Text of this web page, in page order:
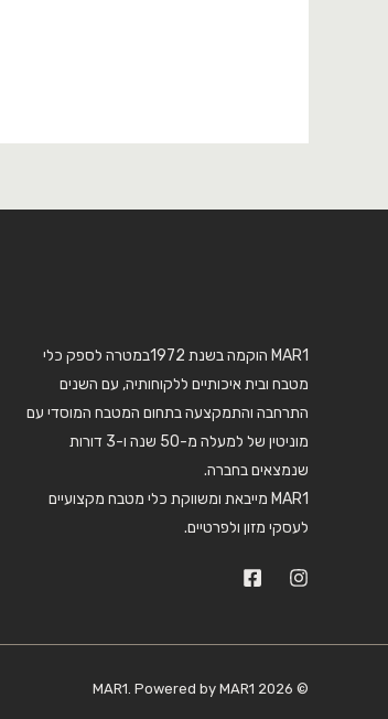
MAR1 הוקמה בשנת 1972במטרה לספק כלי
מטבח ובית איכותיים ללקוחותיה, עם השנים
התרחבה והתמקצעה בתחום המטבח המוסדי עם
מוניטין של למעלה מ-50 שנה ו-3 דורות
שנמצאים בחברה.
MAR1 מייבאת ומשווקת כלי מטבח מקצועיים
לעסקי מזון ולפרטיים.
© 2026 MAR1. Powered by MAR1